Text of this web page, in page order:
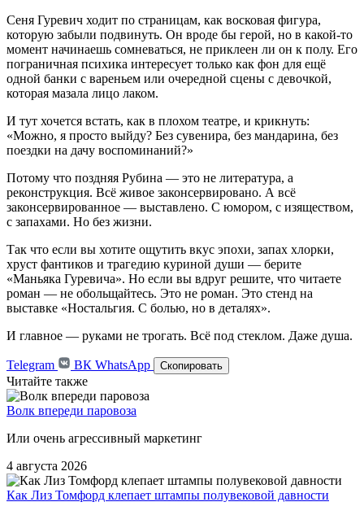
Сеня Гуревич ходит по страницам, как восковая фигура,
которую забыли подвинуть. Он вроде бы герой, но в какой-то
момент начинаешь сомневаться, не приклеен ли он к полу. Его
пограничная психика интересует только как фон для ещё
одной банки с вареньем или очередной сцены с девочкой,
которая мазала лицо лаком.
И тут хочется встать, как в плохом театре, и крикнуть:
«Можно, я просто выйду? Без сувенира, без мандарина, без
поездки на дачу воспоминаний?»
Потому что поздняя Рубина — это не литература, а
реконструкция. Всё живое законсервировано. А всё
законсервированное — выставлено. С юмором, с изяществом,
с запахами. Но без жизни.
Так что если вы хотите ощутить вкус эпохи, запах хлорки,
хруст фантиков и трагедию куриной души — берите
«Маньяка Гуревича». Но если вы вдруг решите, что читаете
роман — не обольщайтесь. Это не роман. Это стенд на
выставке «Ностальгия. С болью, но в деталях».
И главное — руками не трогать. Всё под стеклом. Даже душа.
Telegram ВК WhatsApp Скопировать
Читайте также
Волк впереди паровоза
Или очень агрессивный маркетинг
4 августа 2026
Как Лиз Томфорд клепает штампы полувековой давности